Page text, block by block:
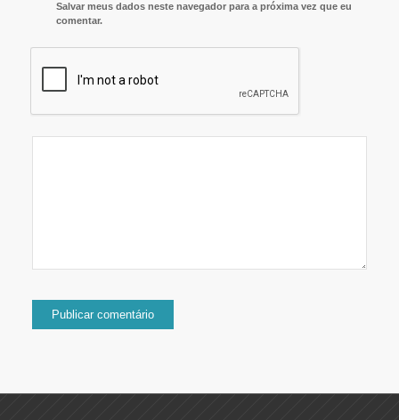
Salvar meus dados neste navegador para a próxima vez que eu
comentar.